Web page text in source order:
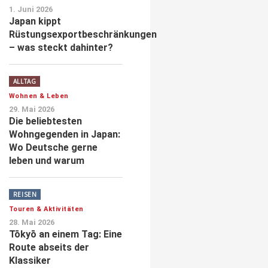
1. Juni 2026
Japan kippt
Rüstungsexportbeschränkungen
– was steckt dahinter?
ALLTAG
Wohnen & Leben
29. Mai 2026
Die beliebtesten
Wohngegenden in Japan:
Wo Deutsche gerne
leben und warum
REISEN
Touren & Aktivitäten
28. Mai 2026
Tōkyō an einem Tag: Eine
Route abseits der
Klassiker